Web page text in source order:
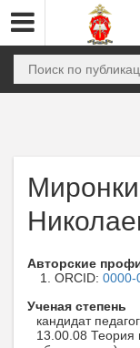
Авторские
ORCID: 0000-
Ученая степень
кандидат
13.00.08 Теория